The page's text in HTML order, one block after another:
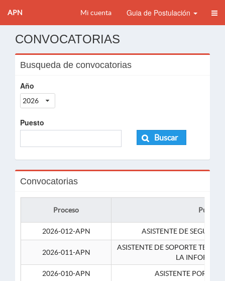
APN Mi cuenta Guia de Postulación
CONVOCATORIAS
Busqueda de convocatorias
Año
2026
Puesto
Buscar
Convocatorias
Proceso Puesto
2026-012-APN ASISTENTE DE
2026-011-APN
ASISTENTE DE SOPORTE
LA
2026-010-APN
ASISTENTE